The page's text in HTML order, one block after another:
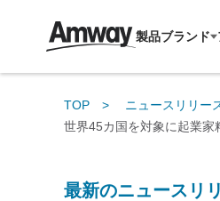
製品ブランド
TOP
ニュースリリー
世界45カ国を対象に起業家
最新のニュースリ